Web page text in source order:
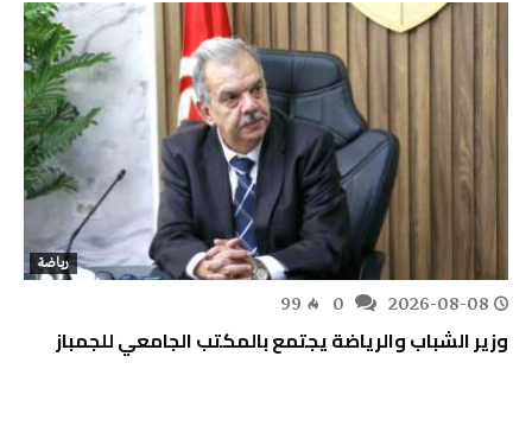
رياضة
2026-08-08
99
وزير الشباب والرياضة يجتمع بالمكتب الجامعي للجمباز